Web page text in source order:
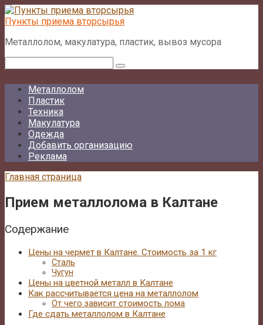
Перейти
к
Пункты приема вторсырья
Металлолом, макулатура, пластик, вывоз мусора
Металлолом
Пластик
Техника
Макулатура
Одежда
Добавить организацию
Реклама
Главная страница
Прием металлолома в Калтане
Содержание
Цены на чермет в Калтане. Стоимость за 1 кг
Сталь
Чугун
Цены на цветной металл в Калтане
Как рассчитывается цена на металлолом
От чего зависит стоимость лома
Где сдать металлолом в Калтане